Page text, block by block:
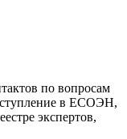
по вопросам
в ЕСОЭН,
экспертов,